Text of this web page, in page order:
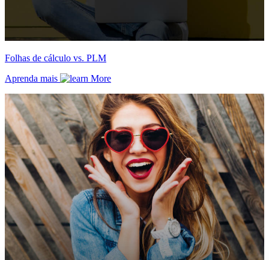
Folhas de cálculo vs. PLM
Aprenda mais